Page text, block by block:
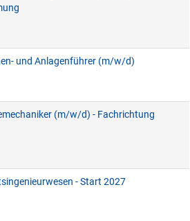
und Anlagenführer (m/w/d)
(m/w/d) - Fachrichtung
- Start 2027